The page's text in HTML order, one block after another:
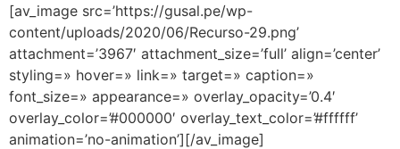
[av_image src=’https://gusal.pe/wp-
content/uploads/2020/06/Recurso-29.png’
attachment=’3967′ attachment_size=’full’ align=’center’
styling=» hover=» link=» target=» caption=»
font_size=» appearance=» overlay_opacity=’0.4′
overlay_color=’#000000′ overlay_text_color=’#ffffff’
animation=’no-animation’][/av_image]